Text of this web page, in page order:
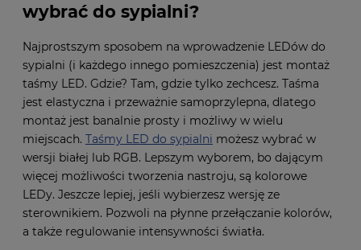
wybrać do sypialni?
Najprostszym sposobem na wprowadzenie LEDów do
sypialni (i każdego innego pomieszczenia) jest montaż
taśmy LED. Gdzie? Tam, gdzie tylko zechcesz. Taśma
jest elastyczna i przeważnie samoprzylepna, dlatego
montaż jest banalnie prosty i możliwy w wielu
miejscach. Taśmy LED do sypialni możesz wybrać w
wersji białej lub RGB. Lepszym wyborem, bo dającym
więcej możliwości tworzenia nastroju, są kolorowe
LEDy. Jeszcze lepiej, jeśli wybierzesz wersję ze
sterownikiem. Pozwoli na płynne przełączanie kolorów,
a także regulowanie intensywności światła.